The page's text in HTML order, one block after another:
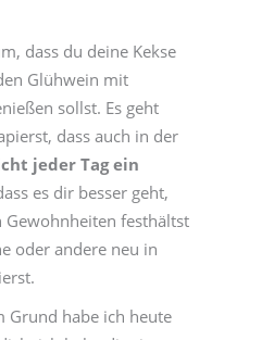
dass du deine Kekse
Glühwein mit
sollst. Es geht
dass auch in der
jeder Tag ein
es dir besser geht,
Gewohnheiten festhältst
oder andere neu in
Grund habe ich heute